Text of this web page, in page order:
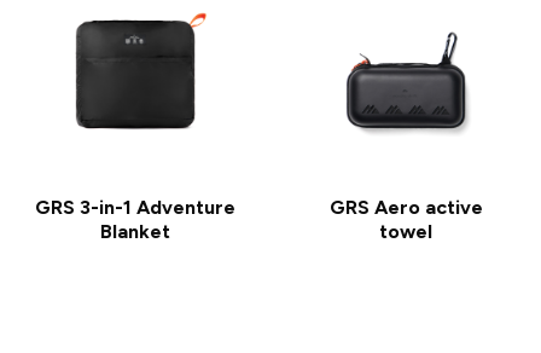
GRS 3-in-1 Adventure
Blanket
GRS Aero active
towel